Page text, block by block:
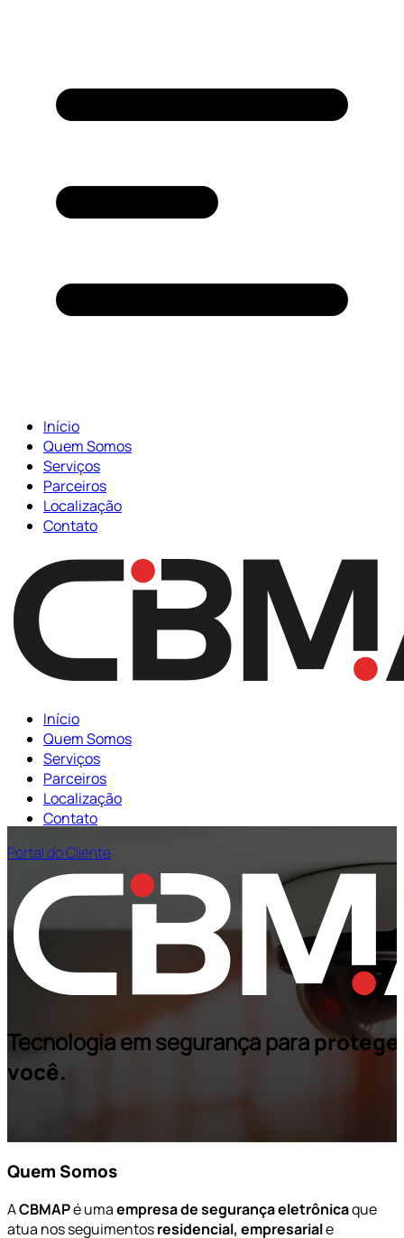
Início
Quem Somos
Serviços
Parceiros
Localização
Contato
Início
Quem Somos
Serviços
Parceiros
Localização
Contato
Portal do Cliente
Tecnologia em segurança para
você.
Quem Somos
ACBMAPé umaempresa de segurança eletrônicaque
atua nos seguimentosresidencial, empresariale